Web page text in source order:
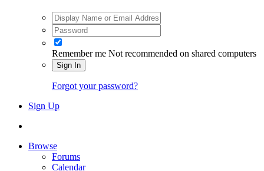
Remember me Not recommended on shared computers
Sign In
Forgot your password?
Sign Up
Browse
Forums
Calendar